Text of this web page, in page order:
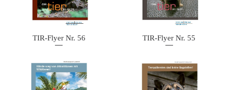
TIR-Flyer Nr. 56 TIR-Flyer Nr. 55